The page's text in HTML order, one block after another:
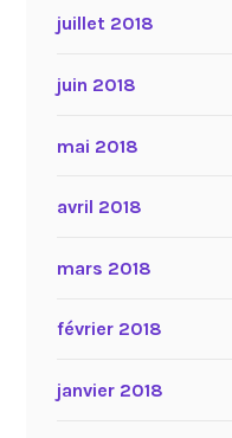
juillet 2018
juin 2018
mai 2018
avril 2018
mars 2018
février 2018
janvier 2018